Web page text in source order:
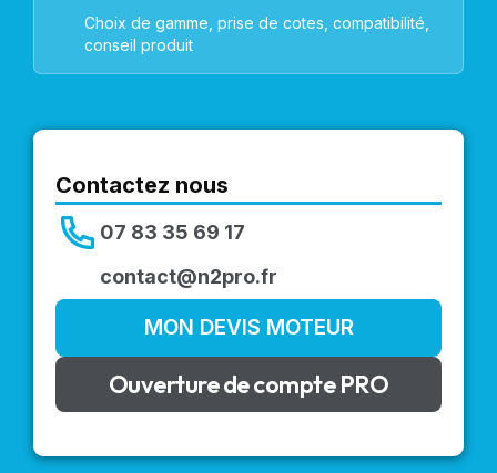
Choix de gamme, prise de cotes, compatibilité,
conseil produit
Contactez nous
07 83 35 69 17
contact@n2pro.fr
MON DEVIS MOTEUR
Ouverture de compte PRO